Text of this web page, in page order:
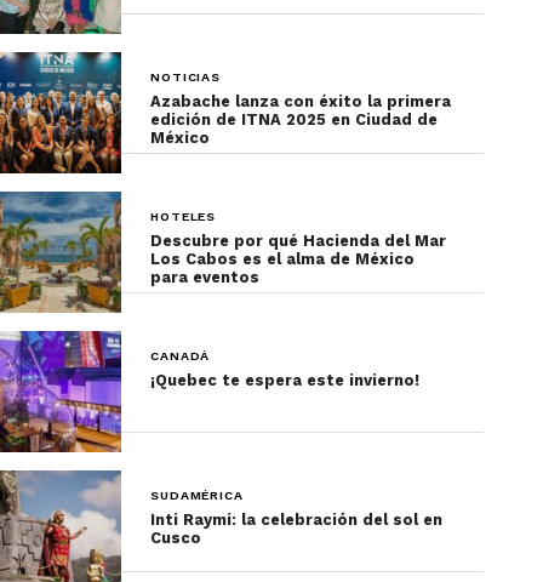
NOTICIAS
Azabache lanza con éxito la primera
edición de ITNA 2025 en Ciudad de
México
HOTELES
Descubre por qué Hacienda del Mar
Los Cabos es el alma de México
para eventos
CANADÁ
¡Quebec te espera este invierno!
SUDAMÉRICA
Inti Raymi: la celebración del sol en
Cusco